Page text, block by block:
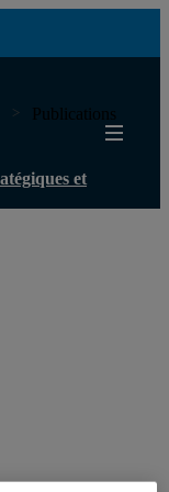
et diplomatiques
Publications
et